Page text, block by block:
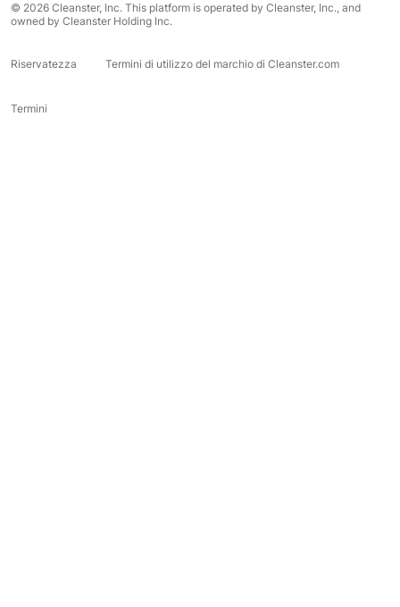
© 2026 Cleanster, Inc. This platform is operated by Cleanster, Inc., and
owned by Cleanster Holding Inc.
Riservatezza Termini di utilizzo del marchio di Cleanster.com
Termini